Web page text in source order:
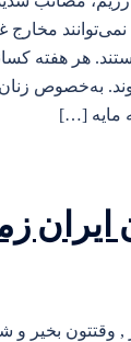
مخارج
هر هفته
به‌خصوص زنان
مایه […]
ایران